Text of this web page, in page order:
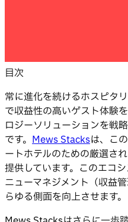
目次
常に進化を続けるホスピタ
で収益性の高いゲスト体験
ロジーソリューションを戦
です。 Mews Stacksは、こ
ートホテルのための厳選さ
提供しています。このエコ
ニューマネジメント（収益
らゆる側面を向上させます。